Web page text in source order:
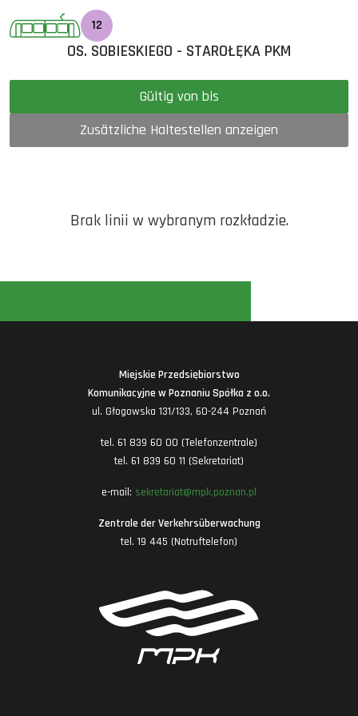
12
OS. SOBIESKIEGO - STAROŁĘKA PKM
Gültig von bis
Zusätzliche Haltestellen anzeigen
Brak linii w wybranym rozkładzie.
Miejskie Przedsiębiorstwo
Komunikacyjne w Poznaniu Spółka z o.o.
ul. Głogowska 131/133, 60-244 Poznań
tel. 61 839 60 00 (Telefonzentrale)
tel. 61 839 60 11 (Sekretariat)
e-mail: sekretariat@mpk.poznan.pl
Zentrale der Verkehrsüberwachung
tel. 19 445 (Notruftelefon)